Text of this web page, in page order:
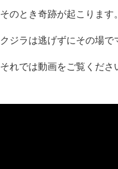
そのとき奇跡が起こります。
クジラは逃げずにその場で
それでは動画をご覧くださ